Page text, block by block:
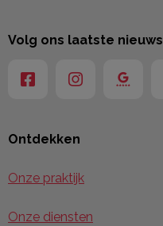
Ontdekken
Onze praktijk
Onze diensten
Volg ons laatste nieuws